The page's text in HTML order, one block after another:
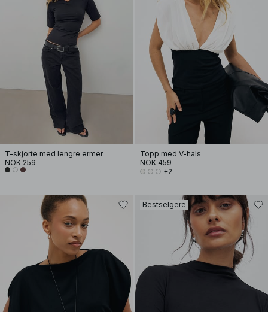
T-skjorte med lengre ermer
NOK 259
Topp med V-hals
NOK 459
+2
Bestselgere